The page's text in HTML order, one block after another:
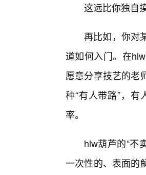
这远比你独自
再比如，你对
道如何入门。在
愿意分享技艺的老
种“有人带路”，
率。
hlw葫芦的“不
一次性的、表面的